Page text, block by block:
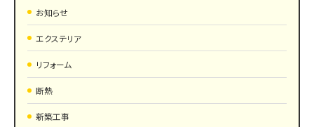
お知らせ
エクステリア
リフォーム
断熱
新築工事